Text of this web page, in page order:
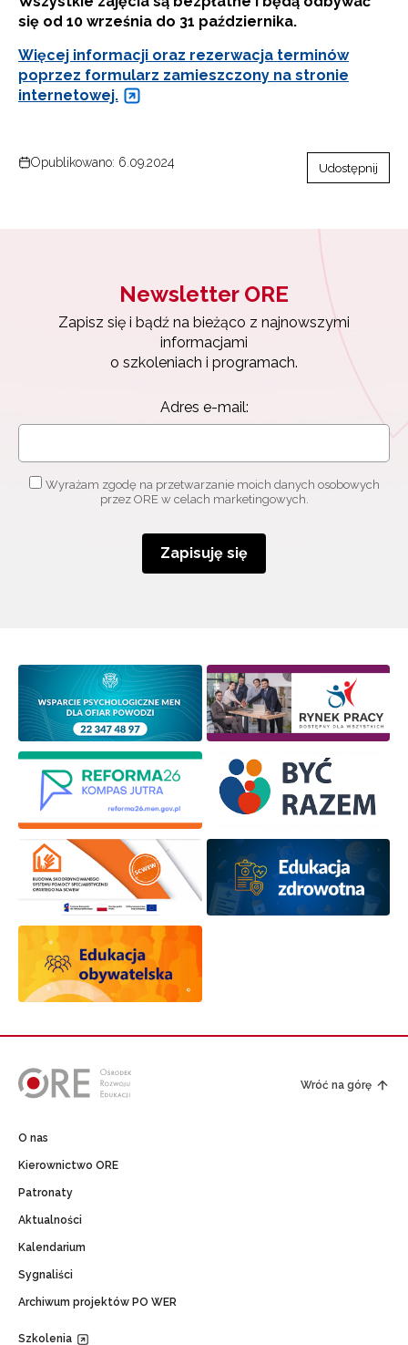
się od 10 września do 31 października.
Więcej informacji oraz rezerwacja terminów
poprzez formularz zamieszczony na stronie
internetowej.
Opublikowano: 6.09.2024 Udostępnij
Newsletter ORE
Zapisz się i bądź na bieżąco z najnowszymi
informacjami
o szkoleniach i programach.
Adres e-mail:
Wyrażam zgodę na przetwarzanie moich danych osobowych
przez ORE w celach marketingowych.
Zapisuję się
Wróć na górę
O nas
Kierownictwo ORE
Patronaty
Aktualności
Kalendarium
Sygnaliści
Archiwum projektów PO WER
Szkolenia
Zapisz się i bądź na bieżąco z najnowszymi
Wyrażam zgodę na przetwarzanie moich danych
osobowych przez ORE w celach marketingowych.
Zapisuję się